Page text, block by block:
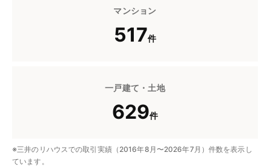
マンション
517件
一戸建て・土地
629件
※三井のリハウスでの取引実績（2016年8月〜2026年7月）件数を表示し
ています。